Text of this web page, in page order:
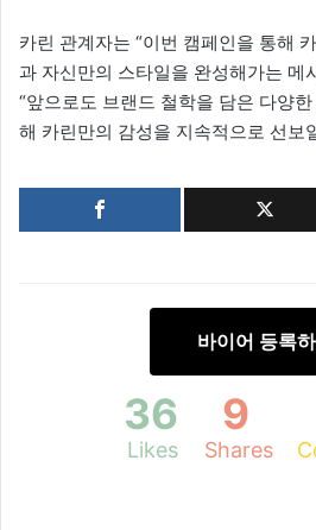
카린 관계자는 “이번 캠페인을 통해
과 자신만의 스타일을 완성해가는 메
“앞으로도 브랜드 철학을 담은 다양
해 카린만의 감성을 지속적으로 선보
바이어 등록
36
Likes
9
Shares